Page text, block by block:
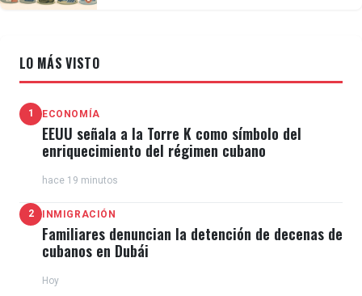
LO MÁS VISTO
1 ECONOMÍA
EEUU señala a la Torre K como símbolo del
enriquecimiento del régimen cubano
hace 19 minutos
2 INMIGRACIÓN
Familiares denuncian la detención de decenas de
cubanos en Dubái
Hoy